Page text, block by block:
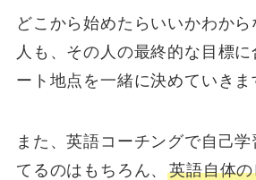
どこから始めたらいいかわか
人も、その人の最終的な目標
ート地点を一緒に決めていきま
また、英語コーチングで自己
てるのはもちろん、英語自体